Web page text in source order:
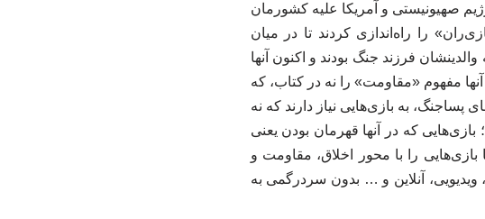
صهیونیستی و آمریکا علیه کشورمان
را راه‌اندازی کردند تا در میان
فرزند جنگ بودند و اکنون آنها
مفهوم «مقاومت» را نه در کتاب، که
پساجنگ، به بازی‌هایی نیاز دارند که نه
بازی‌هایی که در آنها قهرمان بودن یعنی
را با محور اخلاق، مقاومت و
ویدیویی، آنلاین و … بدون سردرگمی به